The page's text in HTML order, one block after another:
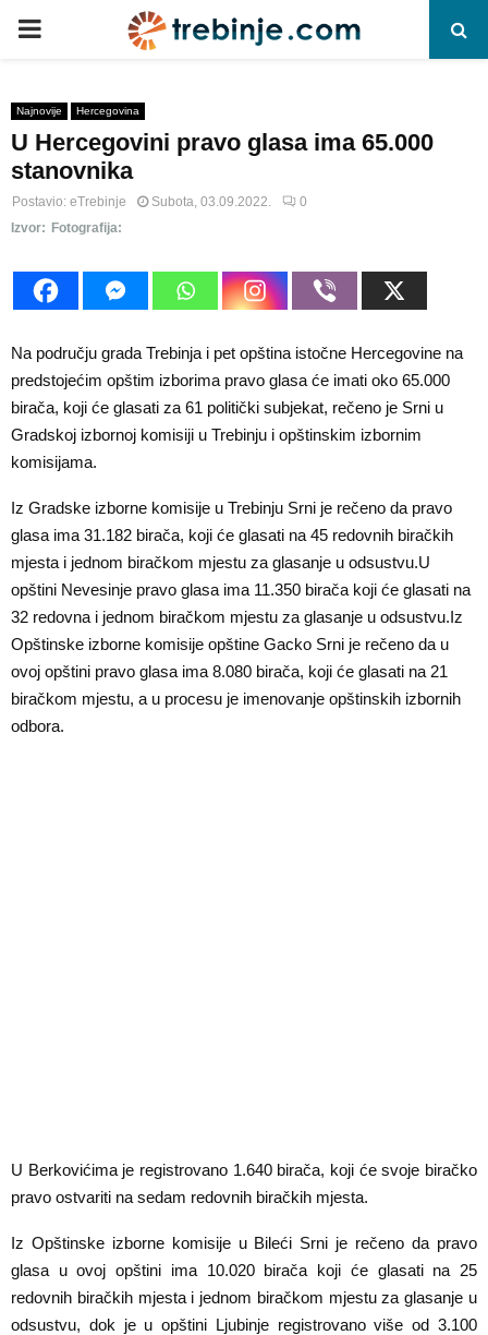
P
I
M
A
Y
M
E
N
U
Najnovije Hercegovina
U Hercegovini pravo glasa ima 65.000
stanovnika
Postavio: eTrebinje Subota, 03.09.2022.
0
Izvor: Fotografija:
Na području grada Trebinja i pet opština istočne Hercegovine na
predstojećim opštim izborima pravo glasa će imati oko 65.000
birača, koji će glasati za 61 politički subjekat, rečeno je Srni u
Gradskoj izbornoj komisiji u Trebinju i opštinskim izbornim
komisijama.
Iz Gradske izborne komisije u Trebinju Srni je rečeno da pravo
glasa ima 31.182 birača, koji će glasati na 45 redovnih biračkih
mjesta i jednom biračkom mjestu za glasanje u odsustvu.U
opštini Nevesinje pravo glasa ima 11.350 birača koji će glasati na
32 redovna i jednom biračkom mjestu za glasanje u odsustvu.Iz
Opštinske izborne komisije opštine Gacko Srni je rečeno da u
ovoj opštini pravo glasa ima 8.080 birača, koji će glasati na 21
biračkom mjestu, a u procesu je imenovanje opštinskih izbornih
odbora.
U Berkovićima je registrovano 1.640 birača, koji će svoje biračko
pravo ostvariti na sedam redovnih biračkih mjesta.
Iz Opštinske izborne komisije u Bileći Srni je rečeno da pravo
glasa u ovoj opštini ima 10.020 birača koji će glasati na 25
redovnih biračkih mjesta i jednom biračkom mjestu za glasanje u
odsustvu, dok je u opštini Ljubinje registrovano više od 3.100